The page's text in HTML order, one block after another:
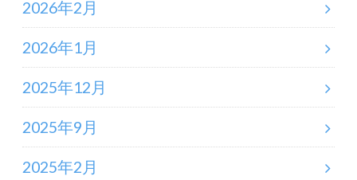
2026年2月
2026年1月
2025年12月
2025年9月
2025年2月